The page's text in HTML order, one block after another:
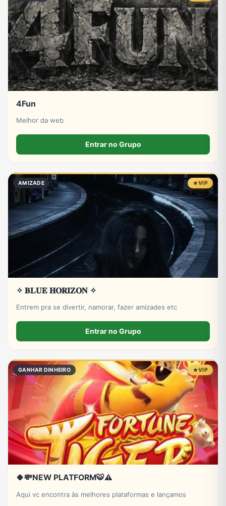
Tecnologia TV Vagas de Empregos Viagem e Turismo
Vídeos
4Fun
Melhor da web
Entrar no Grupo
AMIZADE VIP
✧ 𝐁𝐋𝐔𝐄 𝐇𝐎𝐑𝐈𝐙𝐎𝐍 ✧
Entrem pra se divertir, namorar, fazer amizades etc
Entrar no Grupo
GANHAR DINHEIRO VIP
🍀💸NEW PLATFORM🐯⚠️
Aqui vc encontra às melhores plataformas e lançamos